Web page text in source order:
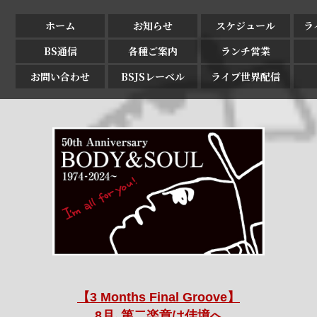
ホーム お知らせ スケジュール
BS通信
各種ご案内
ランチ営業
お問い合わせ
BSJSレーベル ライブ世界配信
【3 Months Final Groove】